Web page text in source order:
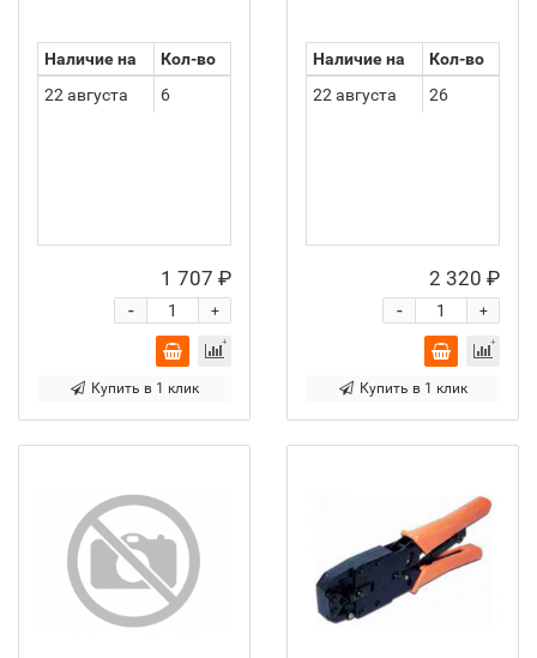
Наличие на
Кол-во
22 августа
6
1 707 ₽
+
-
Купить в 1 клик
Наличие на
Кол-во
22 августа
26
2 320 ₽
+
-
Купить в 1 клик